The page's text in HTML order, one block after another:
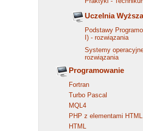
Uczelnia
Podstawy
I) - rozwiązania
Systemy
rozwiązania
Programowanie
Fortran
Turbo Pascal
MQL4
PHP z elementami HTML
HTML